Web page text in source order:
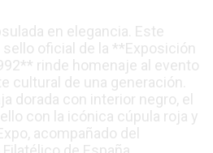
en elegancia. Este
oficial de la **Exposición
rinde homenaje al evento
cultural de una generación.
dorada con interior negro, el
con la icónica cúpula roja y
acompañado del